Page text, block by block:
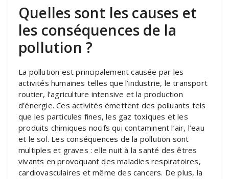
Quelles sont les causes et
les conséquences de la
pollution ?
La pollution est principalement causée par les
activités humaines telles que l’industrie, le transport
routier, l’agriculture intensive et la production
d’énergie. Ces activités émettent des polluants tels
que les particules fines, les gaz toxiques et les
produits chimiques nocifs qui contaminent l’air, l’eau
et le sol. Les conséquences de la pollution sont
multiples et graves : elle nuit à la santé des êtres
vivants en provoquant des maladies respiratoires,
cardiovasculaires et même des cancers. De plus, la